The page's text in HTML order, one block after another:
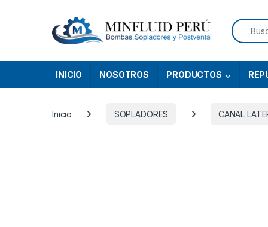
Search
INICIO NOSOTROS PRODUCTOS
Inicio SOPLADORES CANAL